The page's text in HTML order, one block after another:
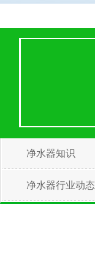
净水器知识
净水器行业动态